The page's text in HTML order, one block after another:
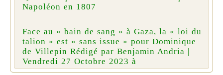
Napoléon en 1807
Face au « bain de sang » à Gaza, la « loi du
talion » est « sans issue » pour Dominique
de Villepin Rédigé par Benjamin Andria |
Vendredi 27 Octobre 2023 à